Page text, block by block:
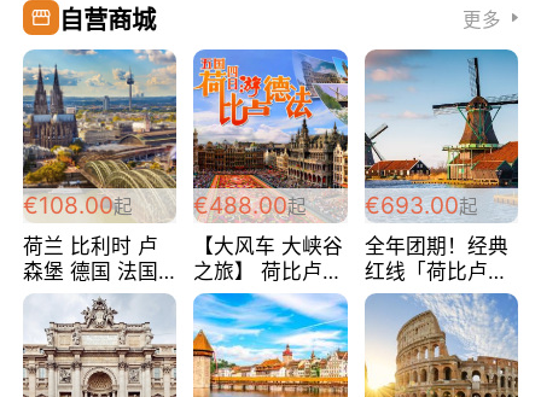
自营商城 更多
€108.00起
荷兰 比利时 卢
森堡 德国 法国
超爽玩遍西欧 循
环线 全程四星宾
馆 108欧/人/天
€488.00起
【大风车 大峡谷
之旅】 荷比卢德
法 巴黎上下 经
典五国四日游
488欧/人
€693.00起
全年团期！经典
红线「荷比卢德
法」七天循环 五
国 仅售99欧/人/
天！巴黎上下！
包拼房~